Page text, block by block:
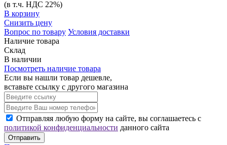
(в т.ч. НДС 22%)
В корзину
Снизить цену
Вопрос по товару Условия доставки
Наличие товара
Склад
В наличии
Посмотреть наличие товара
Если вы нашли товар дешевле,
вставьте ссылку с другого магазина
Отправляя любую форму на сайте, вы соглашаетесь с
политикой конфиденциальности данного сайта
Отправить